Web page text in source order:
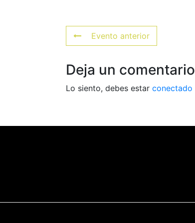
Evento anterior
Deja un comentario
Lo siento, debes estar conectado